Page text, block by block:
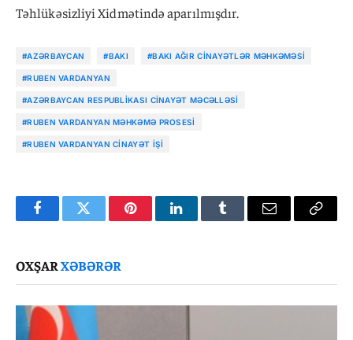
Təhlükəsizliyi Xidmətində aparılmışdır.
#AZƏRBAYCAN #BAKI #BAKI AĞIR CINAYƏTLƏR MƏHKƏMƏSI
#RUBEN VARDANYAN
#AZƏRBAYCAN RESPUBLIKASI CINAYƏT MƏCƏLLƏSI
#RUBEN VARDANYAN MƏHKƏMƏ PROSESI
#RUBEN VARDANYAN CINAYƏT IŞI
FacebookTwitter PinterestLinkedInTumblr Email
Copy
OXŞARXƏBƏRƏR